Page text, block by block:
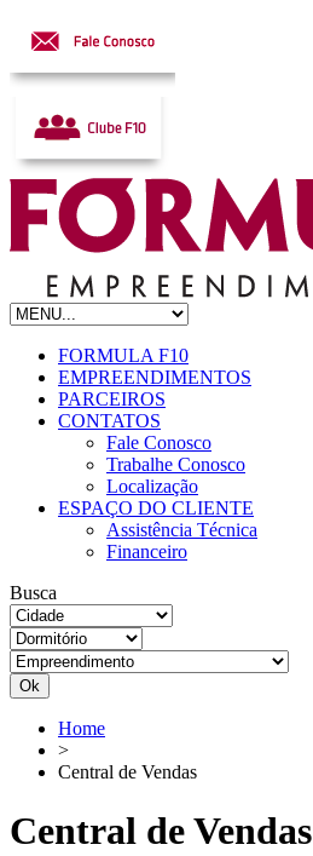
FORMULA F10
EMPREENDIMENTOS
PARCEIROS
CONTATOS
Fale Conosco
Trabalhe Conosco
Localização
ESPAÇO DO CLIENTE
Assistência Técnica
Financeiro
Busca
Ok
Home
>
Central de Vendas
Central de Vendas